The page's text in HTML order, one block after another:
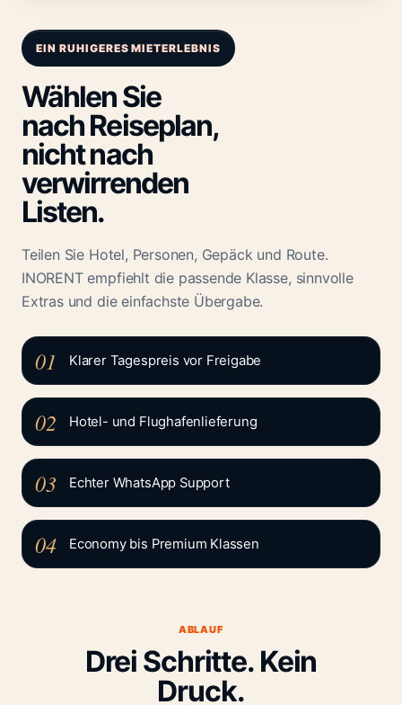
EIN RUHIGERES MIETERLEBNIS
Wählen Sie
nach Reiseplan,
nicht nach
verwirrenden
Listen.
Teilen Sie Hotel, Personen, Gepäck und Route.
INORENT empfiehlt die passende Klasse, sinnvolle
Extras und die einfachste Übergabe.
01 Klarer Tagespreis vor Freigabe
02 Hotel- und Flughafenlieferung
03 Echter WhatsApp Support
04 Economy bis Premium Klassen
ABLAUF
Drei Schritte. Kein
Druck.